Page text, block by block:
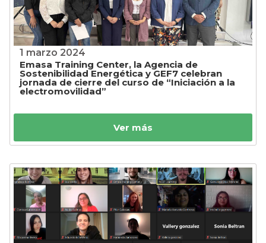
1 marzo 2024
Emasa Training Center, la Agencia de
Sostenibilidad Energética y GEF7 celebran
jornada de cierre del curso de “Iniciación a la
electromovilidad”
Ver más